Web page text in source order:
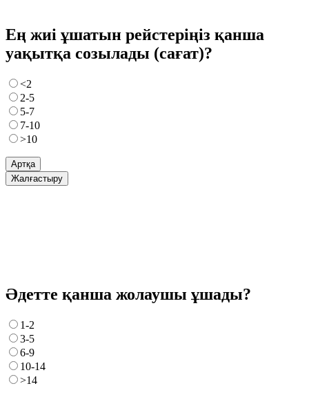
Ең жиі ұшатын рейстеріңіз қанша
уақытқа созылады (сағат)?
<2
2-5
5-7
7-10
>10
Артқа
Жалғастыру
Әдетте қанша жолаушы ұшады?
1-2
3-5
6-9
10-14
>14